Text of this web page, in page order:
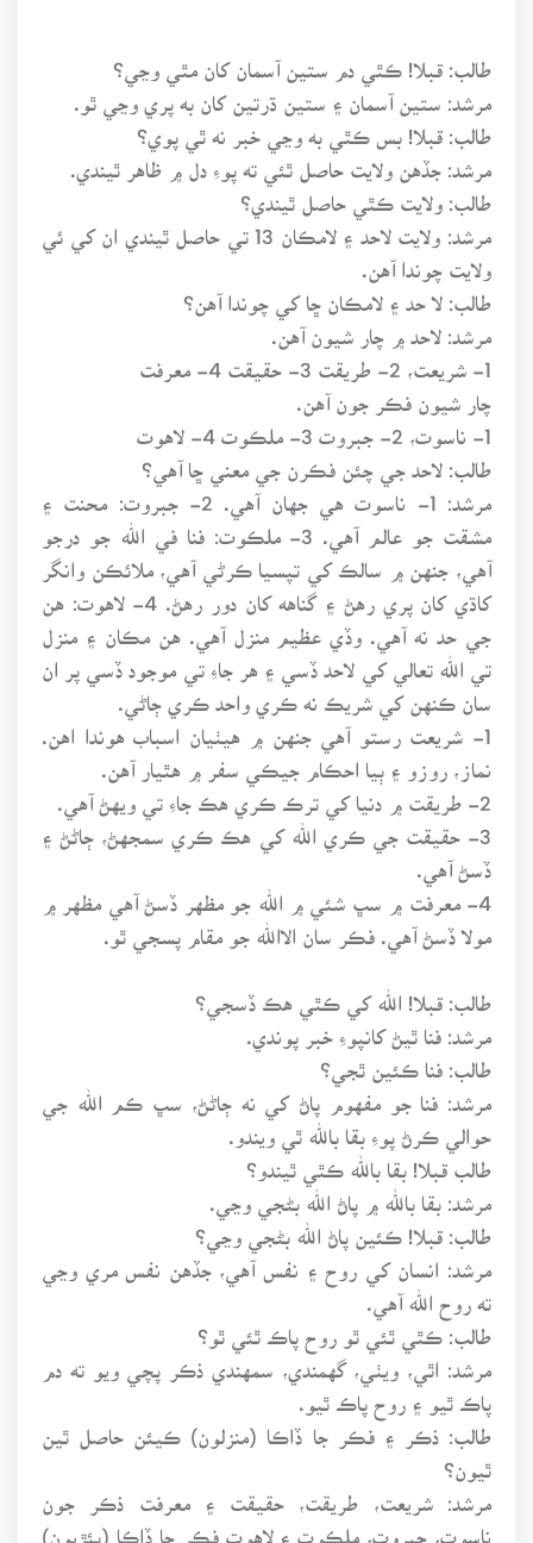
طالب: قبلا! ڪٿي دم ستين آسمان کان مٿي وڃي؟
مرشد: ستين آسمان ۽ ستين ڌرتين کان به پري وڃي ٿو.
طالب: قبلا! بس ڪٿي به وڃي خبر نه ٿي پوي؟
مرشد: جڏهن ولايت حاصل ٿئي ته پوءِ دل ۾ ظاهر ٿيندي.
طالب: ولايت ڪٿي حاصل ٿيندي؟
مرشد: ولايت لاحد ۽ لامڪان 13 تي حاصل ٿيندي ان کي ئي
ولايت چوندا آهن.
طالب: لا حد ۽ لامڪان ڇا کي چوندا آهن؟
مرشد: لاحد ۾ چار شيون آهن.
1- شريعت، 2- طريقت 3- حقيقت 4- معرفت
چار شيون فڪر جون آهن.
1- ناسوت، 2- جبروت 3- ملڪوت 4- لاهوت
طالب: لاحد جي چئن فڪرن جي معني ڇا آهي؟
مشقت جو عالم آهي. 3- ملڪوت: فنا في الله جو درجو
آهي، جنهن ۾ سالڪ کي تپسيا ڪرڻي آهي، ملائڪن وانگر
کاڌي کان پري رهڻ ۽ گناهه کان دور رهڻ. 4- لاهوت: هن
جي حد نه آهي. وڏي عظيم منزل آهي. هن مڪان ۽ منزل
تي الله تعالي کي لاحد ڏسي ۽ هر جاءِ تي موجود ڏسي پر ان
سان ڪنهن کي شريڪ نه ڪري واحد ڪري ڄاڻي.
1- شريعت رستو آهي جنهن ۾ هيٺيان اسباب هوندا اهن.
نماز، روزو ۽ ٻيا احڪام جيڪي سفر ۾ هٿيار آهن.
2- طريقت ۾ دنيا کي ترڪ ڪري هڪ جاءِ تي ويهڻ آهي.
3- حقيقت جي ڪري الله کي هڪ ڪري سمجهڻ، ڄاڻڻ ۽
ڏسڻ آهي.
4- معرفت ۾ سڀ شئي ۾ الله جو مظهر ڏسڻ آهي مظهر ۾
مولا ڏسڻ آهي. فڪر سان الاالله جو مقام پسجي ٿو.
طالب: قبلا! الله کي ڪٿي هڪ ڏسجي؟
مرشد: فنا ٿيڻ کانپوءِ خبر پوندي.
طالب: فنا ڪئين ٿجي؟
مرشد: فنا جو مفهوم پاڻ کي نه ڄاڻڻ، سڀ ڪم الله جي
حوالي ڪرڻ پوءِ بقا بالله ٿي ويندو.
طالب قبلا! بقا بالله ڪٿي ٿيندو؟
مرشد: بقا بالله ۾ پاڻ الله بڻجي وڃي.
طالب: قبلا! ڪئين پاڻ الله بڻجي وڃي؟
مرشد: انسان کي روح ۽ نفس آهي، جڏهن نفس مري وڃي
ته روح الله آهي.
طالب: ڪٿي ٿئي ٿو روح پاڪ ٿئي ٿو؟
مرشد: اٿي، ويٺي، گهمندي، سمهندي ذڪر پچي ويو ته دم
پاڪ ٿيو ۽ روح پاڪ ٿيو.
طالب: ذڪر ۽ فڪر جا ڏاڪا (منزلون) ڪيئن حاصل ٿين
ٿيون؟
مرشد: شريعت، طريقت، حقيقت ۽ معرفت ذڪر جون
ناسوت، جبروت، ملڪوت ۽ لاهوت فڪر جا ڏاڪا (پئڙيون)